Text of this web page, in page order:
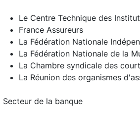
Le Centre Technique des
France Assureurs
La Fédération Nationale
La Fédération Nationale de la
La Chambre syndicale des
La Réunion des organismes
Secteur de la banque